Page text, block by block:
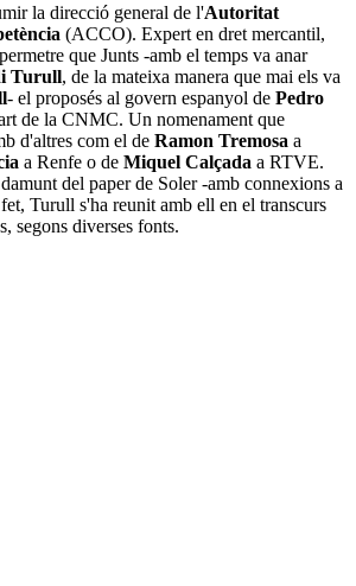
la direcció general de l'Autoritat
(ACCO). Expert en dret mercantil,
que Junts -amb el temps va anar
Turull, de la mateixa manera que mai els va
- el proposés al govern espanyol de Pedro
de la CNMC. Un nomenament que
d'altres com el de Ramon Tremosa a
a Renfe o de Miquel Calçada a RTVE.
del paper de Soler -amb connexions a
Turull s'ha reunit amb ell en el transcurs
segons diverses fonts.